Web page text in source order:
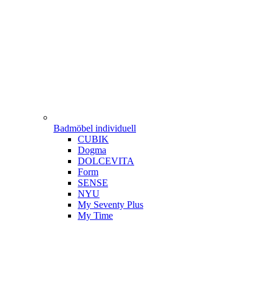
Badmöbel individuell
CUBIK
Dogma
DOLCEVITA
Form
SENSE
NYU
My Seventy Plus
My Time